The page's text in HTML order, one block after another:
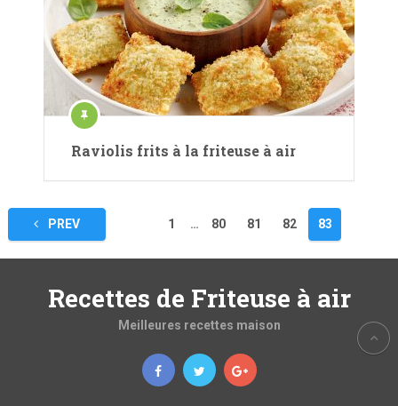
Raviolis frits à la friteuse à air
Pagination
des
PREV 1 … 80 81 82 83
Recettes de Friteuse à air
Meilleures recettes maison